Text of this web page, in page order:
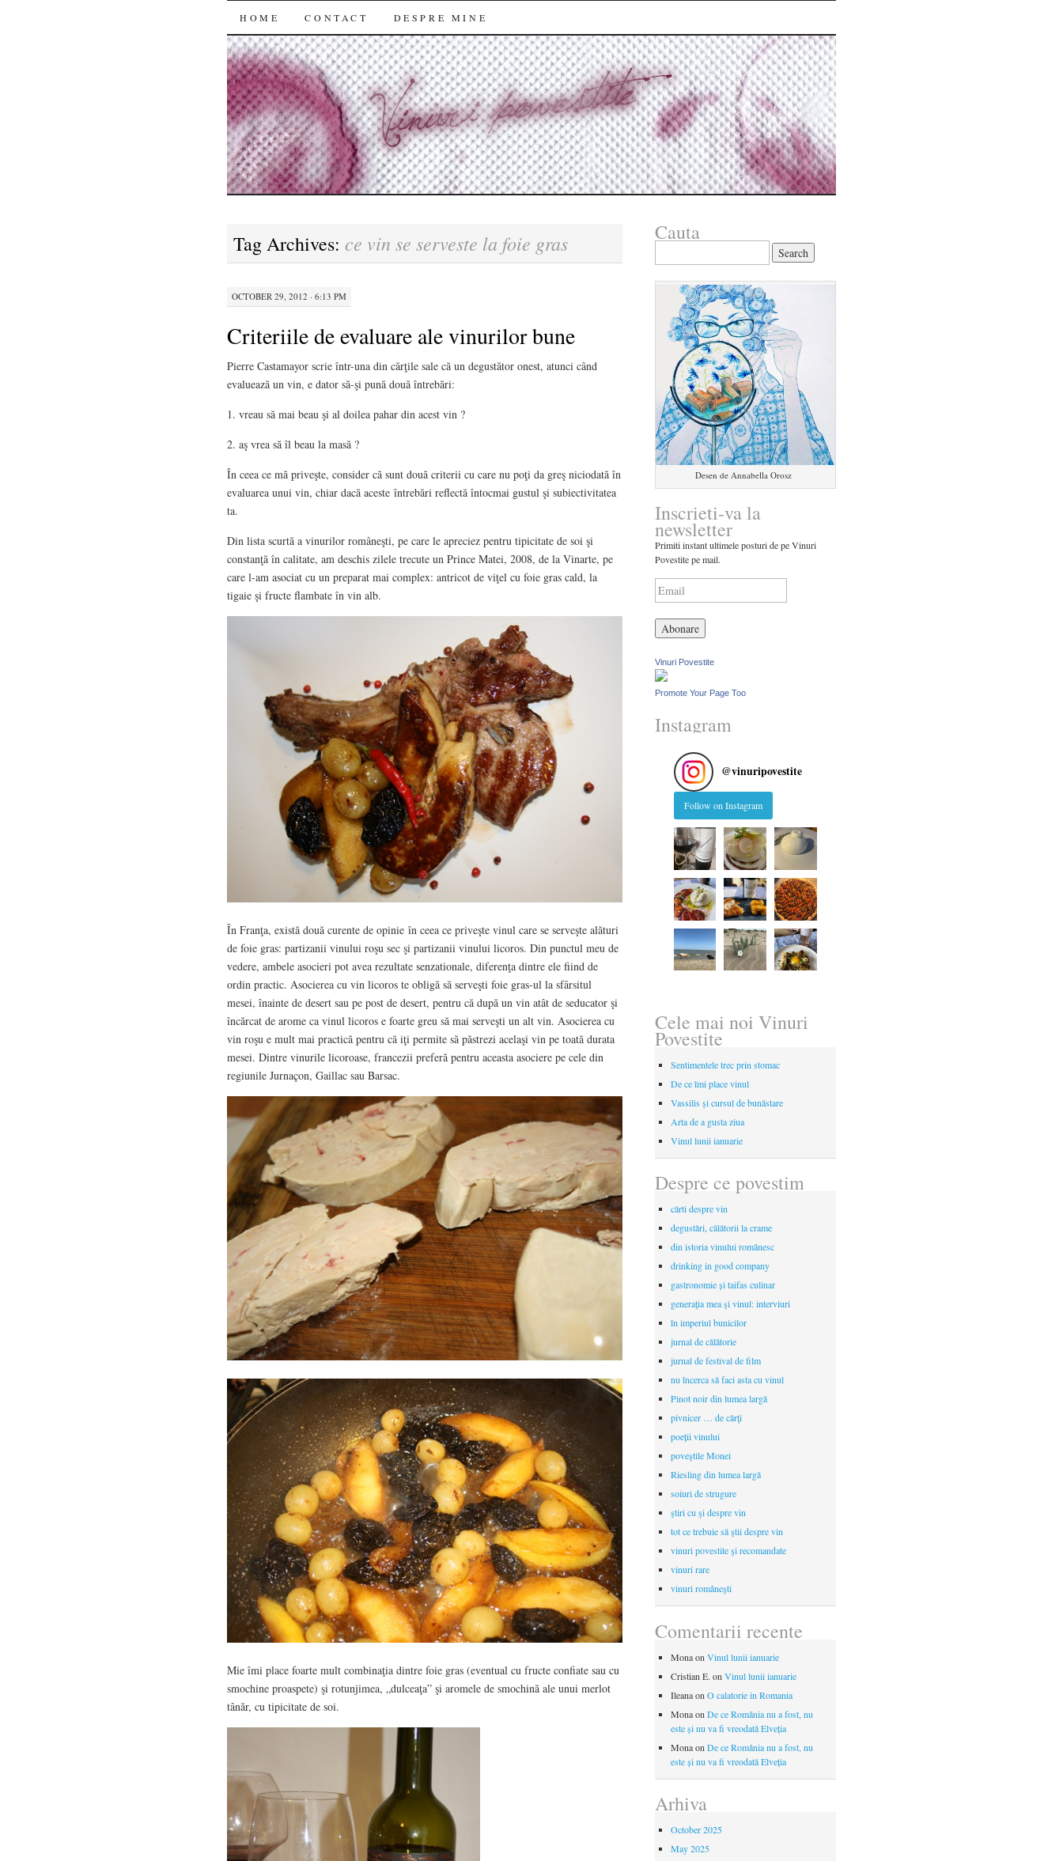
SKIP
TO
CONTENT
HOME CONTACT DESPRE MINE
Tag Archives: ce vin se serveste la foie gras
OCTOBER 29, 2012 · 6:13 PM
Criteriile de evaluare ale vinurilor bune
Pierre Castamayor scrie într-una din cărţile sale că un degustător onest, atunci când
evaluează un vin, e dator să-şi pună două întrebări:
1. vreau să mai beau şi al doilea pahar din acest vin ?
2. aş vrea să îl beau la masă ?
În ceea ce mă priveşte, consider că sunt două criterii cu care nu poţi da greş niciodată în
evaluarea unui vin, chiar dacă aceste întrebări reflectă întocmai gustul şi subiectivitatea
ta.
Din lista scurtă a vinurilor româneşti, pe care le apreciez pentru tipicitate de soi şi
constanţă în calitate, am deschis zilele trecute un Prince Matei, 2008, de la Vinarte, pe
care l-am asociat cu un preparat mai complex: antricot de viţel cu foie gras cald, la
tigaie şi fructe flambate în vin alb.
În Franţa, există două curente de opinie în ceea ce priveşte vinul care se serveşte alături
de foie gras: partizanii vinului roşu sec şi partizanii vinului licoros. Din punctul meu de
vedere, ambele asocieri pot avea rezultate senzationale, diferenţa dintre ele fiind de
ordin practic. Asocierea cu vin licoros te obligă să serveşti foie gras-ul la sfârsitul
mesei, înainte de desert sau pe post de desert, pentru că după un vin atât de seducator şi
încărcat de arome ca vinul licoros e foarte greu să mai serveşti un alt vin. Asocierea cu
vin roşu e mult mai practică pentru că iţi permite să păstrezi acelaşi vin pe toată durata
mesei. Dintre vinurile licoroase, francezii preferă pentru aceasta asociere pe cele din
regiunile Jurnaçon, Gaillac sau Barsac.
Mie îmi place foarte mult combinaţia dintre foie gras (eventual cu fructe confiate sau cu
smochine proaspete) şi rotunjimea, „dulceaţa” şi aromele de smochină ale unui merlot
tânăr, cu tipicitate de soi.
Cauta
Desen de Annabella Orosz
Inscrieti-va la
newsletter
Primiti instant ultimele posturi de pe Vinuri
Povestite pe mail.
Vinuri Povestite
Promote Your Page Too
Instagram
@vinuripovestite
Follow on Instagram
Cele mai noi Vinuri
Povestite
Sentimentele trec prin stomac
De ce îmi place vinul
Vassilis și cursul de bunăstare
Arta de a gusta ziua
Vinul lunii ianuarie
Despre ce povestim
cărti despre vin
degustări, călătorii la crame
din istoria vinului românesc
drinking in good company
gastronomie și taifas culinar
generaţia mea şi vinul: interviuri
în imperiul bunicilor
jurnal de călătorie
jurnal de festival de film
nu încerca să faci asta cu vinul
Pinot noir din lumea largă
pivnicer … de cărţi
poeții vinului
poveştile Monei
Riesling din lumea largă
soiuri de strugure
ştiri cu şi despre vin
tot ce trebuie să ştii despre vin
vinuri povestite şi recomandate
vinuri rare
vinuri româneşti
Comentarii recente
Monaon Vinul lunii ianuarie
Cristian E. on Vinul lunii ianuarie
Ileanaon O calatorie in Romania
Monaon De ce România nu a fost, nu
este și nu va fi vreodată Elveția
Monaon De ce România nu a fost, nu
este și nu va fi vreodată Elveția
Arhiva
October 2025
May 2025